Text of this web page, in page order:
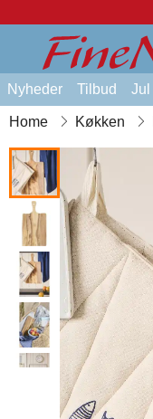
Nyheder Tilbud Jul
Home Køkken